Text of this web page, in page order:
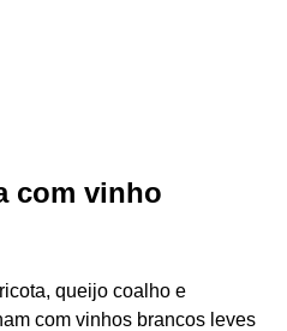
com vinho
queijo coalho e
com vinhos brancos leves